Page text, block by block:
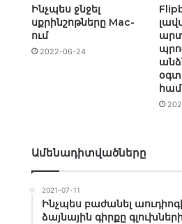
Ինչպես ջնջել
սքրինշոթները Mac-
ում
2022-06-24
Ամենադիտվածները
2021-07-11
Ինչպես բաժանել
ձայնային գիրքը